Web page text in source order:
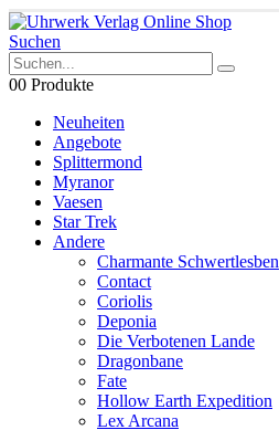
Suchen
00 Produkte
Neuheiten
Angebote
Splittermond
Myranor
Vaesen
Star Trek
Andere
Charmante Schwertlesben
Contact
Coriolis
Deponia
Die Verbotenen Lande
Dragonbane
Fate
Hollow Earth Expedition
Lex Arcana